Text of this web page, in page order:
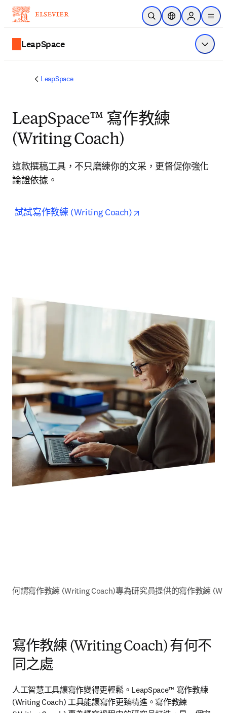
跳到主要內容
公開搜尋位置選擇器Sign in to
menu
LeapSpace 顯示選
LeapSpace
LeapSpace™ 寫作教練
(Writing Coach)
這款撰稿工具，不只磨練你的文采，更督促你強化
論證依據。
試試寫作教練 (Writing Coach)
何謂寫作教練 (Writing Coach)專為研究員提供的寫作教練
寫作教練 (Writing Coach) 有何不
同之處
人工智慧工具讓寫作變得更輕鬆。LeapSpace™ 寫作教練
(Writing Coach) 工具能讓寫作更臻精進。寫作教練